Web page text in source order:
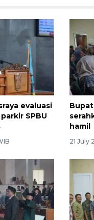
evaluasi
SPBU
hamil
21 July